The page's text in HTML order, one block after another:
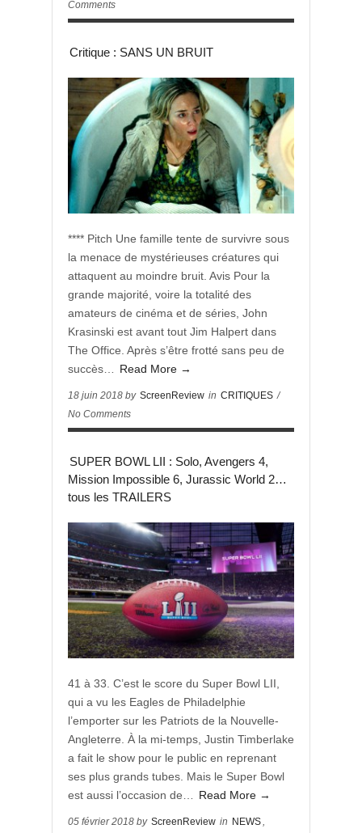
Comments
Critique : SANS UN BRUIT
**** Pitch Une famille tente de survivre sous
la menace de mystérieuses créatures qui
attaquent au moindre bruit. Avis Pour la
grande majorité, voire la totalité des
amateurs de cinéma et de séries, John
Krasinski est avant tout Jim Halpert dans
The Office. Après s’être frotté sans peu de
succès…
Read More →
18 juin 2018 by ScreenReview in CRITIQUES /
No Comments
SUPER BOWL LII : Solo, Avengers 4,
Mission Impossible 6, Jurassic World 2…
tous les TRAILERS
41 à 33. C’est le score du Super Bowl LII,
qui a vu les Eagles de Philadelphie
l’emporter sur les Patriots de la Nouvelle-
Angleterre. À la mi-temps, Justin Timberlake
a fait le show pour le public en reprenant
ses plus grands tubes. Mais le Super Bowl
est aussi l’occasion de…
Read More →
05 février 2018 by ScreenReview in NEWS,